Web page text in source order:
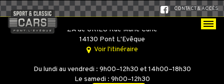
CONTACT & ACCÈS
SPORT & CLASSIC CARS
ZA de GRIEU Rue Marie Curie
14130 Pont L'Evêque
Voir l'itinéraire
Du lundi au vendredi : 9h00–12h30 et 14h00–18h30
Le samedi : 9h00–12h30